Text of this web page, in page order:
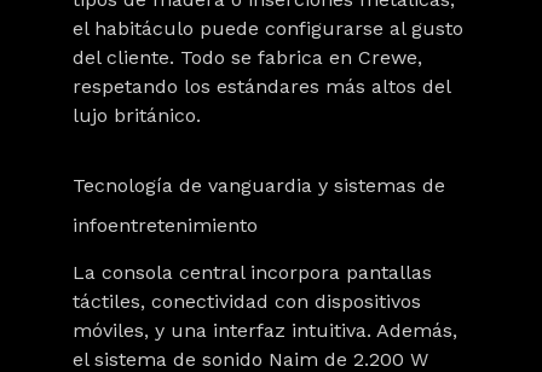
el habitáculo puede configurarse al gusto
del cliente. Todo se fabrica en Crewe,
respetando los estándares más altos del
lujo británico.
Tecnología de vanguardia y sistemas de
infoentretenimiento
La consola central incorpora pantallas
táctiles, conectividad con dispositivos
móviles, y una interfaz intuitiva. Además,
el sistema de sonido Naim de 2.200 W